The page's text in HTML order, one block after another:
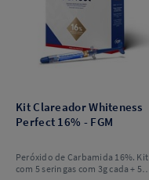
Kit Clareador Whiteness
Perfect 16% - FGM
Peróxido de Carbamida 16%. Kit
com 5 seringas com 3g cada + 5